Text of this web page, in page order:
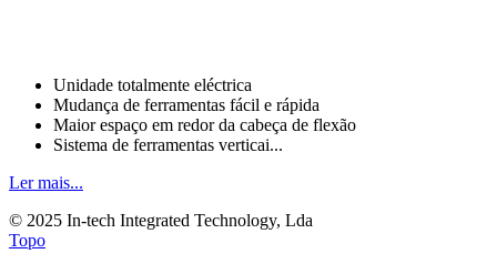
Unidade totalmente eléctrica
Mudança de ferramentas fácil e rápida
Maior espaço em redor da cabeça de flexão
Sistema de ferramentas verticai...
Ler mais...
© 2025 In-tech Integrated Technology, Lda
Topo